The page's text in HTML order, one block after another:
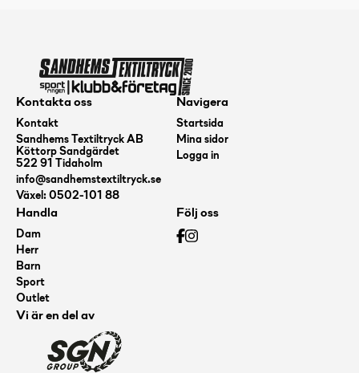
Kontakta oss
Kontakt
Sandhems Textiltryck AB
Köttorp Sandgärdet
522 91 Tidaholm
info@sandhemstextiltryck.se
Växel: 0502-101 88
Navigera
Startsida
Mina sidor
Logga in
Handla
Dam
Herr
Barn
Sport
Outlet
Följ oss
Vi är en del av